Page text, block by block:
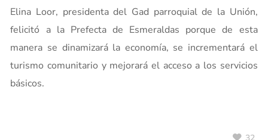
Elina Loor, presidenta del Gad parroquial de la Unión,
felicitó a la Prefecta de Esmeraldas porque de esta
manera se dinamizará la economía, se incrementará el
turismo comunitario y mejorará el acceso a los servicios
básicos.